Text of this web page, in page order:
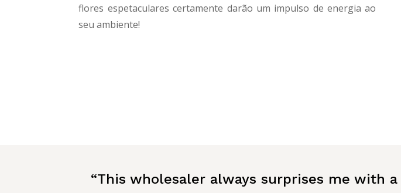
flores espetaculares certamente darão um impulso de energia ao
seu ambiente!
“This wholesaler always surprises me with